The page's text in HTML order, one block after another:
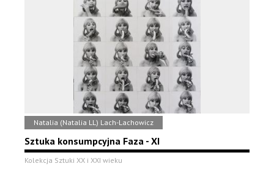
Natalia (Natalia LL) Lach-Lachowicz
Sztuka konsumpcyjna Faza - XI
Kolekcja Sztuki XX i XXI wieku